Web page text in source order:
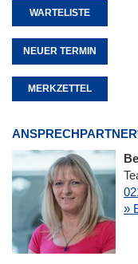
WARTELISTE
NEUER TERMIN
MERKZETTEL
»